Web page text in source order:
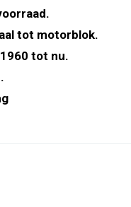
tot motorblok.
tot nu.